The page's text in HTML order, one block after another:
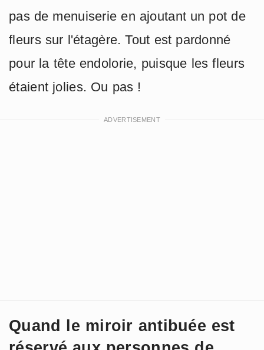
pas de menuiserie en ajoutant un pot de
fleurs sur l'étagère. Tout est pardonné
pour la tête endolorie, puisque les fleurs
étaient jolies. Ou pas !
Quand le miroir antibuée est